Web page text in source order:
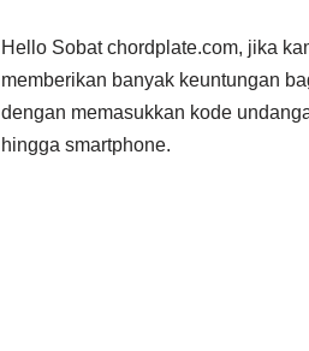
Hello Sobat chordplate.com, jika
memberikan banyak keuntungan
dengan memasukkan kode
hingga smartphone.